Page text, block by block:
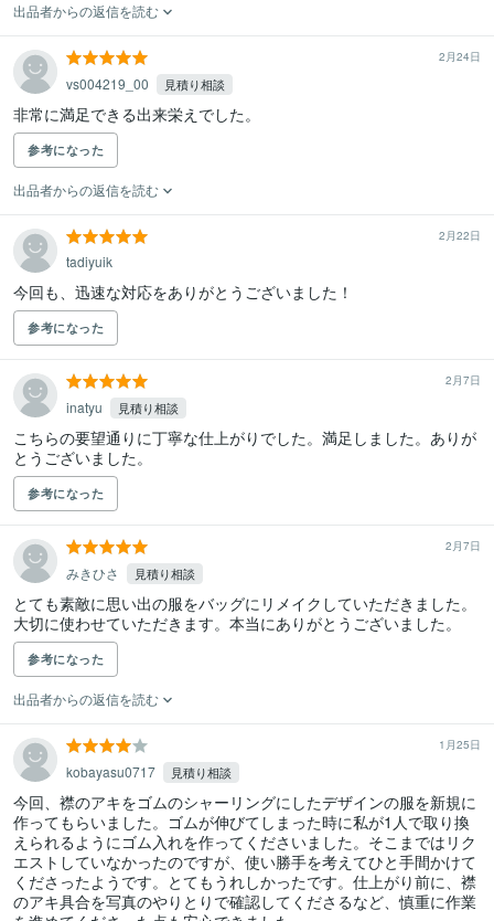
出品者からの返信を読む
2月24日
vs004219_00 見積り相談
非常に満足できる出来栄えでした。
参考になった
出品者からの返信を読む
2月22日
tadiyuik
今回も、迅速な対応をありがとうございました！
参考になった
2月7日
inatyu 見積り相談
こちらの要望通りに丁寧な仕上がりでした。満足しました。ありが
とうございました。
参考になった
2月7日
みきひさ 見積り相談
とても素敵に思い出の服をバッグにリメイクしていただきました。
大切に使わせていただきます。本当にありがとうございました。
参考になった
出品者からの返信を読む
1月25日
kobayasu0717 見積り相談
今回、襟のアキをゴムのシャーリングにしたデザインの服を新規に
作ってもらいました。ゴムが伸びてしまった時に私が1人で取り換
えられるようにゴム入れを作ってくださいました。そこまではリク
エストしていなかったのですが、使い勝手を考えてひと手間かけて
くださったようです。とてもうれしかったです。仕上がり前に、襟
のアキ具合を写真のやりとりで確認してくださるなど、慎重に作業